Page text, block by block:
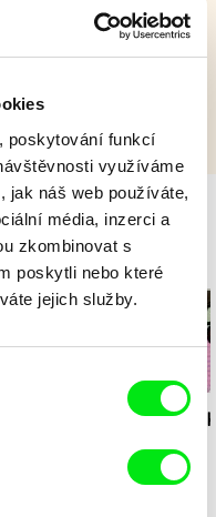
poskytování funkcí
využíváme
jak náš web používáte,
média, inzerci a
zkombinovat s
poskytli nebo které
jejich služby.
Milý tati: